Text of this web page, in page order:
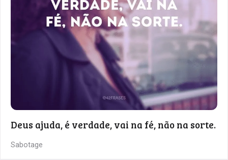
Deus ajuda, é verdade, vai na fé, não na sorte.
Sabotage